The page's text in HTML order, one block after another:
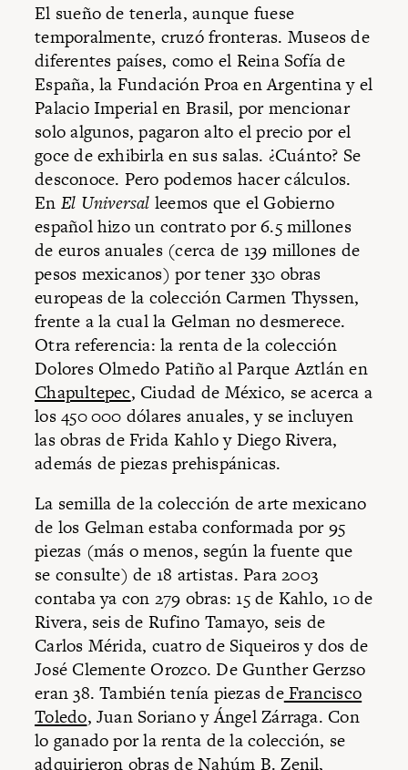
El sueño de tenerla, aunque fuese
temporalmente, cruzó fronteras. Museos de
diferentes países, como el Reina Sofía de
España, la Fundación Proa en Argentina y el
Palacio Imperial en Brasil, por mencionar
solo algunos, pagaron alto el precio por el
goce de exhibirla en sus salas. ¿Cuánto? Se
desconoce. Pero podemos hacer cálculos.
En El Universal leemos que el Gobierno
español hizo un contrato por 6.5 millones
de euros anuales (cerca de 139 millones de
pesos mexicanos) por tener 330 obras
europeas de la colección Carmen Thyssen,
frente a la cual la Gelman no desmerece.
Otra referencia: la renta de la colección
Dolores Olmedo Patiño al Parque Aztlán en
Chapultepec, Ciudad de México, se acerca a
los 450 000 dólares anuales, y se incluyen
las obras de Frida Kahlo y Diego Rivera,
además de piezas prehispánicas.
La semilla de la colección de arte mexicano
de los Gelman estaba conformada por 95
piezas (más o menos, según la fuente que
se consulte) de 18 artistas. Para 2003
contaba ya con 279 obras: 15 de Kahlo, 10 de
Rivera, seis de Rufino Tamayo, seis de
Carlos Mérida, cuatro de Siqueiros y dos de
José Clemente Orozco. De Gunther Gerzso
eran 38. También tenía piezas deFrancisco
Toledo, Juan Soriano y Ángel Zárraga. Con
lo ganado por la renta de la colección, se
adquirieron obras de Nahúm B. Zenil,